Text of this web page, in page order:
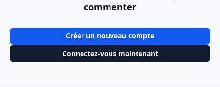
commenter
Créer un nouveau compte
Connectez-vous maintenant